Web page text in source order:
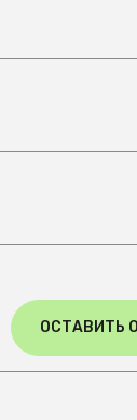
ОСТАВИТЬ